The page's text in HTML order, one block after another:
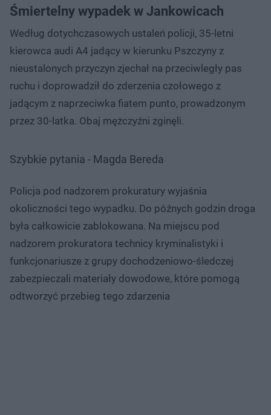
Śmiertelny wypadek w Jankowicach
Według dotychczasowych ustaleń policji, 35-letni
kierowca audi A4 jadący w kierunku Pszczyny z
nieustalonych przyczyn zjechał na przeciwległy pas
ruchu i doprowadził do zderzenia czołowego z
jadącym z naprzeciwka fiatem punto, prowadzonym
przez 30-latka. Obaj mężczyźni zginęli.
Szybkie pytania - Magda Bereda
Policja pod nadzorem prokuratury wyjaśnia
okoliczności tego wypadku. Do późnych godzin droga
była całkowicie zablokowana. Na miejscu pod
nadzorem prokuratora technicy kryminalistyki i
funkcjonariusze z grupy dochodzeniowo-śledczej
zabezpieczali materiały dowodowe, które pomogą
odtworzyć przebieg tego zdarzenia